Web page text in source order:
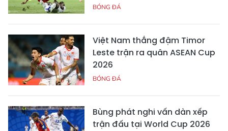
BÓNG ĐÁ
Việt Nam thắng đậm Timor
Leste trận ra quân ASEAN Cup
2026
BÓNG ĐÁ
Bùng phát nghi vấn dàn xếp
trận đấu tại World Cup 2026